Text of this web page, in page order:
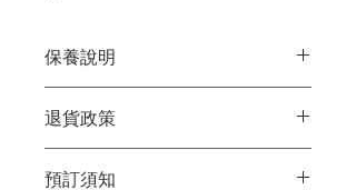
保養說明
度。
2/運送時避免大力搖晃。
3/最佳保存期：3日內食用完畢
退貨政策
作，不設退換。
預訂須知